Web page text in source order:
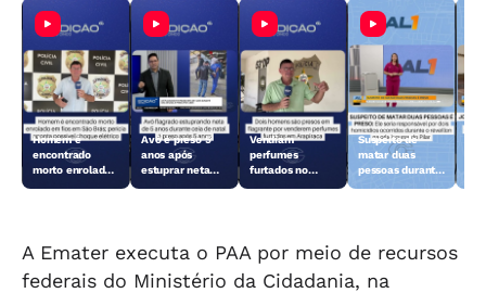
Homem é
encontrado
morto enrolado
Avô é preso 5
anos após
estuprar neta
Vendiam
perfumes
furtados no
Suspeito de
matar duas
pessoas durante
A Emater executa o PAA por meio de recursos
federais do Ministério da Cidadania, na